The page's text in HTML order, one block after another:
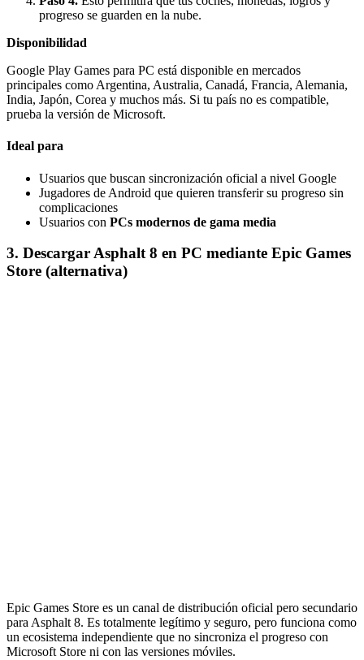
progreso se guarden en la nube.
Disponibilidad
Google Play Games para PC está disponible en mercados
principales como Argentina, Australia, Canadá, Francia, Alemania,
India, Japón, Corea y muchos más. Si tu país no es compatible,
prueba la versión de Microsoft.
Ideal para
Usuarios que buscan sincronización oficial a nivel Google
Jugadores de Android que quieren transferir su progreso sin
complicaciones
Usuarios con PCs modernos de gama media
3. Descargar Asphalt 8 en PC mediante Epic Games
Store (alternativa)
Epic Games Store es un canal de distribución oficial pero secundario
para Asphalt 8. Es totalmente legítimo y seguro, pero funciona como
un ecosistema independiente que no sincroniza el progreso con
Microsoft Store ni con las versiones móviles.